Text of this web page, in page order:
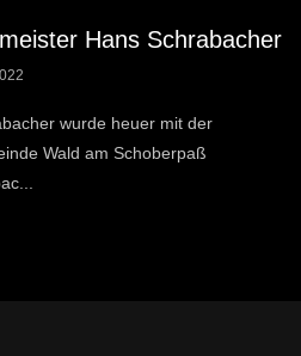
Hans Schrabacher
wurde heuer mit der
Wald am Schoberpaß